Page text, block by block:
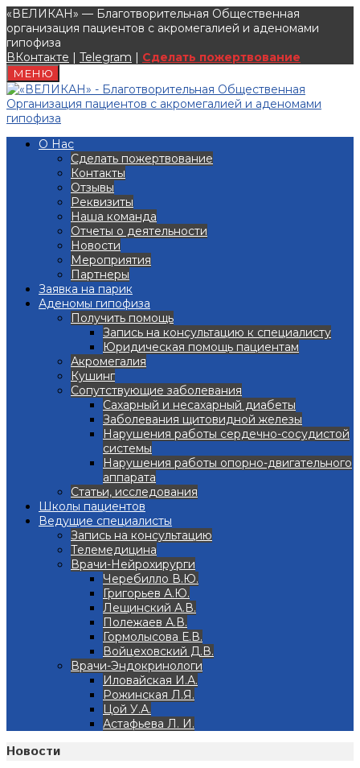
«ВЕЛИКАН» — Благотворительная Общественная
организация пациентов с акромегалией и аденомами
гипофиза
ВКонтакте | Telegram | Сделать пожертвование
МЕНЮ
О Нас
Сделать пожертвование
Контакты
Отзывы
Реквизиты
Наша команда
Отчеты о деятельности
Новости
Мероприятия
Партнеры
Заявка на парик
Аденомы гипофиза
Получить помощь
Запись на консультацию к специалисту
Юридическая помощь пациентам
Акромегалия
Кушинг
Сопутствующие заболевания
Сахарный и несахарный диабеты
Заболевания щитовидной железы
Нарушения работы сердечно-сосудистой
системы
Нарушения работы опорно-двигательного
аппарата
Статьи, исследования
Школы пациентов
Ведущие специалисты
Запись на консультацию
Телемедицина
Врачи-Нейрохирурги
Черебилло В.Ю.
Григорьев А.Ю.
Лещинский А.В.
Полежаев А.В.
Гормолысова Е.В.
Войцеховский Д.В.
Врачи-Эндокринологи
Иловайская И.А.
Рожинская Л.Я.
Цой У.А.
Астафьева Л. И.
Новости